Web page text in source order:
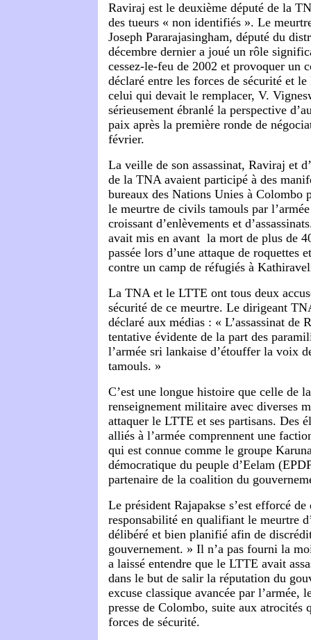
Raviraj est le deuxième député de la
des tueurs « non identifiés ». Le
Joseph Pararajasingham, député du
décembre dernier a joué un rôle
cessez-le-feu de 2002 et provoquer un
déclaré entre les forces de sécurité et
celui qui devait le remplacer, V.
sérieusement ébranlé la perspective
paix après la première ronde de
février.
La veille de son assassinat, Raviraj et
de la TNA avaient participé à des
bureaux des Nations Unies à Colombo
le meurtre de civils tamouls par
croissant d’enlèvements et
avait mis en avant la mort de plus de
passée lors d’une attaque de roquettes
contre un camp de réfugiés à
La TNA et le LTTE ont tous deux
sécurité de ce meurtre. Le dirigeant
déclaré aux médias : « L’assassinat de
tentative évidente de la part des
l’armée sri lankaise d’étouffer la voix
tamouls. »
C’est une longue histoire que celle de
renseignement militaire avec diverses
attaquer le LTTE et ses partisans. Des
alliés à l’armée comprennent une
qui est connue comme le groupe
démocratique du peuple d’Eelam
partenaire de la coalition du
Le président Rajapakse s’est efforcé de
responsabilité en qualifiant le meurtre
délibéré et bien planifié afin de
gouvernement. » Il n’a pas fourni la
a laissé entendre que le LTTE avait
dans le but de salir la réputation du
excuse classique avancée par l’armée,
presse de Colombo, suite aux atrocités
forces de sécurité.